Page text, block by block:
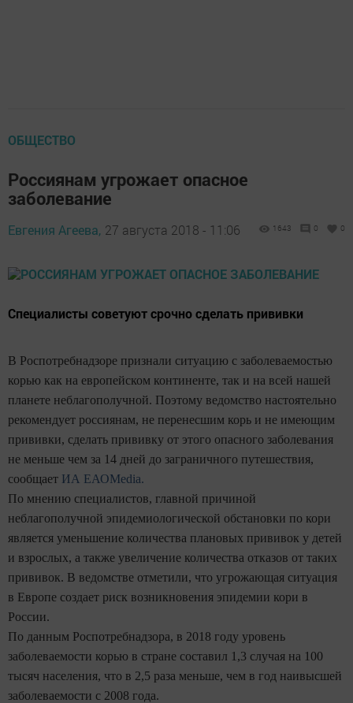
ОБЩЕСТВО
Россиянам угрожает опасное
заболевание
Евгения Агеева, 27 августа 2018 - 11:06 1643 0 0
Специалисты советуют срочно сделать прививки
В Роспотребнадзоре признали ситуацию с заболеваемостью
корью как на европейском континенте, так и на всей нашей
планете неблагополучной. Поэтому ведомство настоятельно
рекомендует россиянам, не перенесшим корь и не имеющим
прививки, сделать прививку от этого опасного заболевания
не меньше чем за 14 дней до заграничного путешествия,
сообщает ИА ЕАОMedia.
По мнению специалистов, главной причиной
неблагополучной эпидемиологической обстановки по кори
является уменьшение количества плановых прививок у детей
и взрослых, а также увеличение количества отказов от таких
прививок. В ведомстве отметили, что угрожающая ситуация
в Европе создает риск возникновения эпидемии кори в
России.
По данным Роспотребнадзора, в 2018 году уровень
заболеваемости корью в стране составил 1,3 случая на 100
тысяч населения, что в 2,5 раза меньше, чем в год наивысшей
заболеваемости с 2008 года.